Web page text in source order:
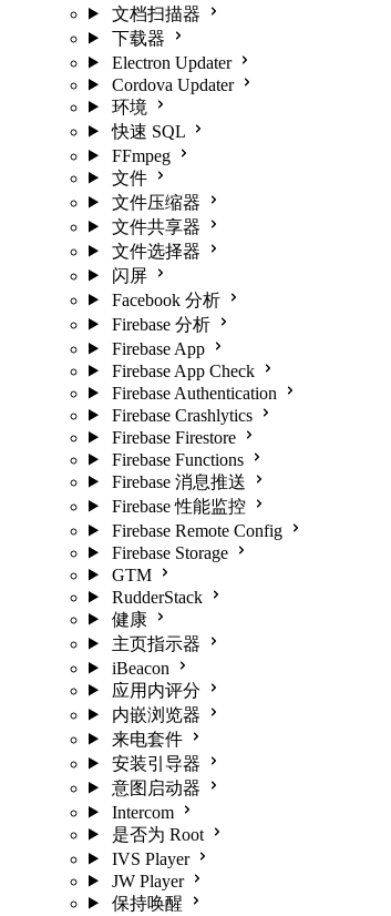
文档扫描器
下载器
Electron Updater
Cordova Updater
环境
快速 SQL
FFmpeg
文件
文件压缩器
文件共享器
文件选择器
闪屏
Facebook 分析
Firebase 分析
Firebase App
Firebase App Check
Firebase Authentication
Firebase Crashlytics
Firebase Firestore
Firebase Functions
Firebase 消息推送
Firebase 性能监控
Firebase Remote Config
Firebase Storage
GTM
RudderStack
健康
主页指示器
iBeacon
应用内评分
内嵌浏览器
来电套件
安装引导器
意图启动器
Intercom
是否为 Root
IVS Player
JW Player
保持唤醒